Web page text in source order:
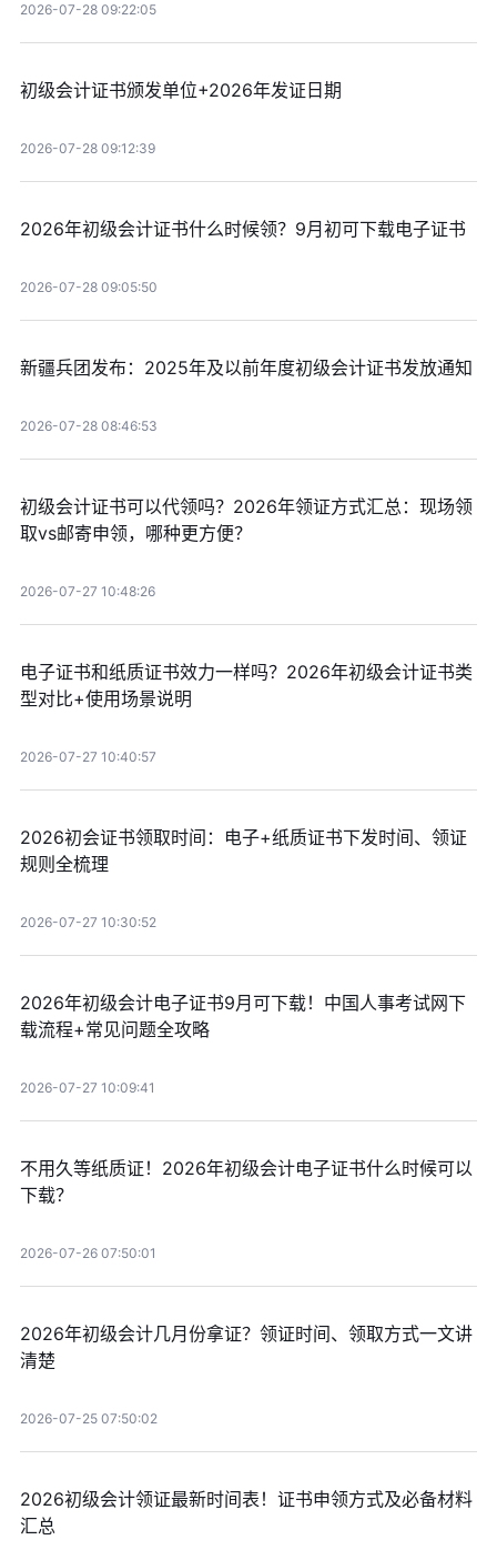
2026-07-28 09:22:05
初级会计证书颁发单位+2026年发证日期
2026-07-28 09:12:39
2026年初级会计证书什么时候领？9月初可下载电子证书
2026-07-28 09:05:50
新疆兵团发布：2025年及以前年度初级会计证书发放通知
2026-07-28 08:46:53
初级会计证书可以代领吗？2026年领证方式汇总：现场领
取vs邮寄申领，哪种更方便？
2026-07-27 10:48:26
电子证书和纸质证书效力一样吗？2026年初级会计证书类
型对比+使用场景说明
2026-07-27 10:40:57
2026初会证书领取时间：电子+纸质证书下发时间、领证
规则全梳理
2026-07-27 10:30:52
2026年初级会计电子证书9月可下载！中国人事考试网下
载流程+常见问题全攻略
2026-07-27 10:09:41
不用久等纸质证！2026年初级会计电子证书什么时候可以
下载？
2026-07-26 07:50:01
2026年初级会计几月份拿证？领证时间、领取方式一文讲
清楚
2026-07-25 07:50:02
2026初级会计领证最新时间表！证书申领方式及必备材料
汇总